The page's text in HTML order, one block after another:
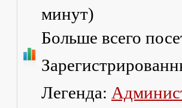
минут)
Больше всего
Легенда: